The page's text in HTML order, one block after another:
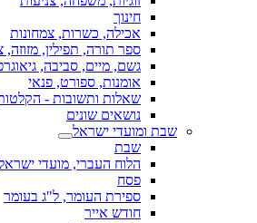
חינוך
אכילה, כשרות, צמחונות
ספר תורה, תפילין, מזוזה,
גשם, מיים, סביבה,
אומנות, ספורט, פנאי
שאלות ותשובות -
נושאים שונים
שבת ומועדי ישראל
שבת
הלוח העברי, מועדי
פסח
ספירת העומר, ל"ג בעומר
חודש אייר